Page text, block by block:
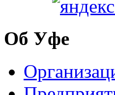
Об Уфе